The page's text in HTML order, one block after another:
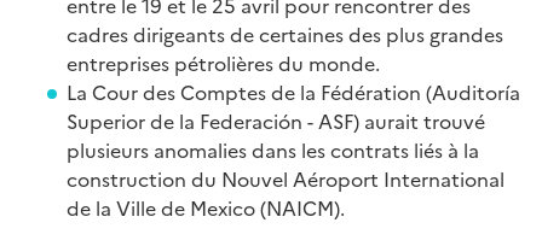
cadres dirigeants de certaines des plus grandes
entreprises pétrolières du monde.
La Cour des Comptes de la Fédération (Auditoría
Superior de la Federación - ASF) aurait trouvé
plusieurs anomalies dans les contrats liés à la
construction du Nouvel Aéroport International
de la Ville de Mexico (NAICM).